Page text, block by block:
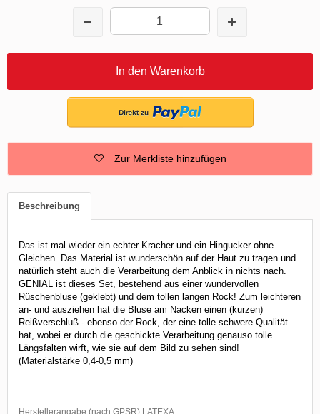
In den Warenkorb
Zur Merkliste hinzufügen
Beschreibung
Das ist mal wieder ein echter Kracher und ein Hingucker ohne
Gleichen. Das Material ist wunderschön auf der Haut zu tragen und
natürlich steht auch die Verarbeitung dem Anblick in nichts nach.
GENIAL ist dieses Set, bestehend aus einer wundervollen
Rüschenbluse (geklebt) und dem tollen langen Rock! Zum leichteren
an- und ausziehen hat die Bluse am Nacken einen (kurzen)
Reißverschluß - ebenso der Rock, der eine tolle schwere Qualität
hat, wobei er durch die geschickte Verarbeitung genauso tolle
Längsfalten wirft, wie sie auf dem Bild zu sehen sind!
(Materialstärke 0,4-0,5 mm)
Herstellerangabe (nach GPSR):LATEXA